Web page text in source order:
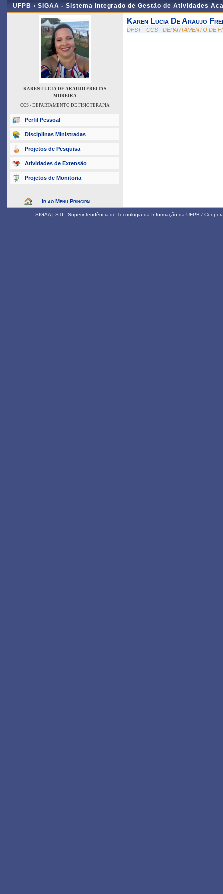
UFPB › SIGAA - Sistema Integrado de Gestão de Atividades
KAREN LUCIA DE ARAUJO FREITAS
MOREIRA
CCS - DEPARTAMENTO DE FISIOTERAPIA
Perfil Pessoal
Disciplinas Ministradas
Projetos de Pesquisa
Atividades de Extensão
Projetos de Monitoria
Ir ao Menu Principal
Karen Lucia De Araujo
DFST - CCS - DEPARTAMENTO DE
SIGAA | STI - Superintendência de Tecnologia da Informação da UFPB /